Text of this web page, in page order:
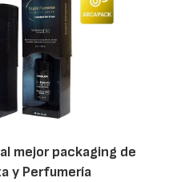
mejor packaging de
y Perfumería